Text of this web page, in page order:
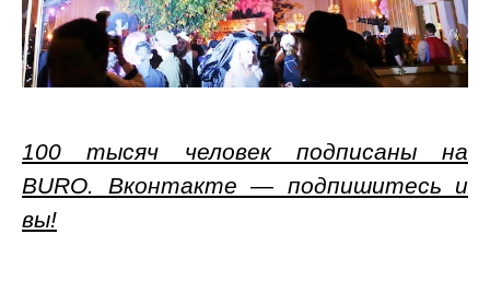
100 тысяч человек подписаны на
BURO. Вконтакте — подпишитесь и
вы!